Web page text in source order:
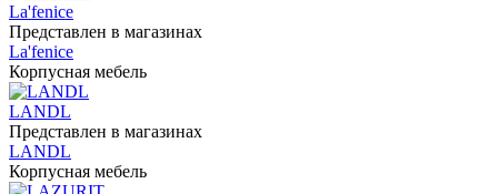
La'fenice
Представлен в магазинах
La'fenice
Корпусная мебель
LANDL
Представлен в магазинах
LANDL
Корпусная мебель